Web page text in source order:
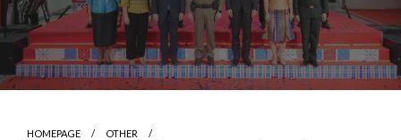
HOMEPAGE
OTHER